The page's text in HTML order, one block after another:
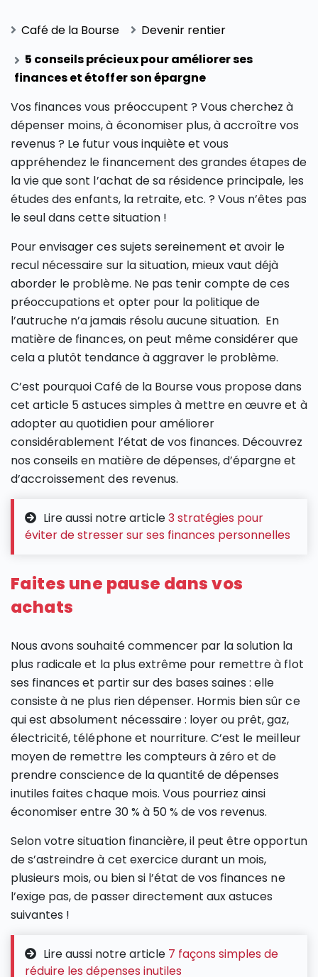
Café de la Bourse
Devenir rentier
5 conseils précieux pour améliorer ses
finances et étoffer son épargne
Vos finances vous préoccupent ? Vous cherchez à
dépenser moins, à économiser plus, à accroître vos
revenus ? Le futur vous inquiète et vous
appréhendez le financement des grandes étapes de
la vie que sont l’achat de sa résidence principale, les
études des enfants, la retraite, etc. ? Vous n’êtes pas
le seul dans cette situation !
Pour envisager ces sujets sereinement et avoir le
recul nécessaire sur la situation, mieux vaut déjà
aborder le problème. Ne pas tenir compte de ces
préoccupations et opter pour la politique de
l’autruche n’a jamais résolu aucune situation. En
matière de finances, on peut même considérer que
cela a plutôt tendance à aggraver le problème.
C’est pourquoi Café de la Bourse vous propose dans
cet article 5 astuces simples à mettre en œuvre et à
adopter au quotidien pour améliorer
considérablement l’état de vos finances. Découvrez
nos conseils en matière de dépenses, d’épargne et
d’accroissement des revenus.
Lire aussi notre article3 stratégies pour
éviter de stresser sur ses finances personnelles
Faites une pause dans vos
achats
Nous avons souhaité commencer par la solution la
plus radicale et la plus extrême pour remettre à flot
ses finances et partir sur des bases saines : elle
consiste à ne plus rien dépenser. Hormis bien sûr ce
qui est absolument nécessaire : loyer ou prêt, gaz,
électricité, téléphone et nourriture. C’est le meilleur
moyen de remettre les compteurs à zéro et de
prendre conscience de la quantité de dépenses
inutiles faites chaque mois. Vous pourriez ainsi
économiser entre 30 % à 50 % de vos revenus.
Selon votre situation financière, il peut être opportun
de s’astreindre à cet exercice durant un mois,
plusieurs mois, ou bien si l’état de vos finances ne
l’exige pas, de passer directement aux astuces
suivantes !
Lire aussi notre article 7 façons simples de
réduire les dépenses inutiles